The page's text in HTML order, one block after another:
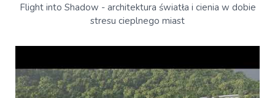
Flight into Shadow - architektura światła i cienia w dobie
stresu cieplnego miast